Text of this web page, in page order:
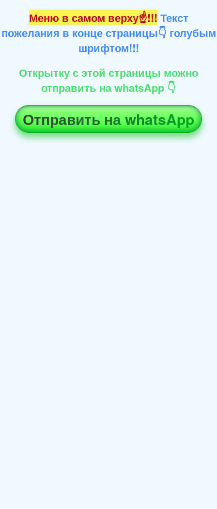
Меню в самом верху☝!!! Текст
пожелания в конце страницы👇 голубым
шрифтом!!!
Открытку с этой страницы можно
отправить на whatsApp 👇
Отправить на whatsApp